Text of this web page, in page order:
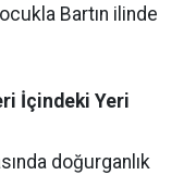
Bartın ilinde
İçindeki Yeri
doğurganlık